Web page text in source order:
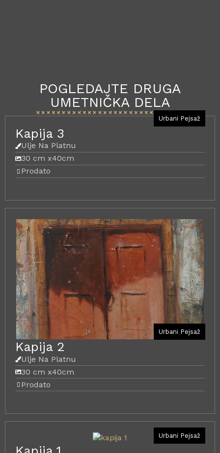
POGLEDAJTE DRUGA
UMETNIČKA DELA
Urbani Pejsaž
Kapija 3
Ulje Na Platnu
30 cm x40cm
Prodato
Urbani Pejsaž
Kapija 2
Ulje Na Platnu
30 cm x40cm
Prodato
Urbani Pejsaž